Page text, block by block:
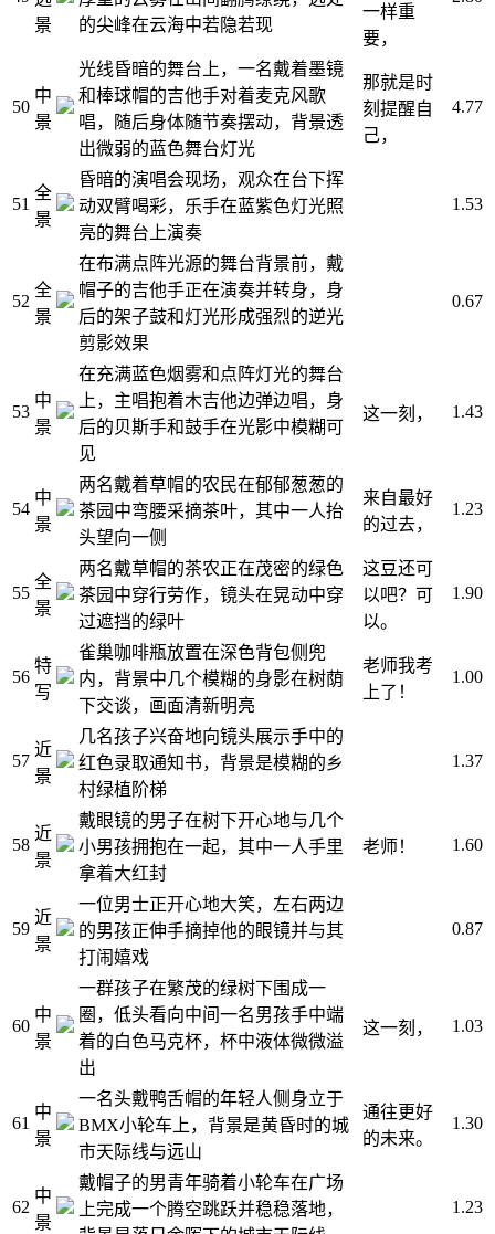
景
的尖峰在云海中若隐若现
一样重
要，
50
中
景
光线昏暗的舞台上，一名戴着墨镜
和棒球帽的吉他手对着麦克风歌
唱，随后身体随节奏摆动，背景透
出微弱的蓝色舞台灯光
那就是时
刻提醒自
己，
4.77
51
全
景
昏暗的演唱会现场，观众在台下挥
动双臂喝彩，乐手在蓝紫色灯光照
亮的舞台上演奏
1.53
52
全
景
在布满点阵光源的舞台背景前，戴
帽子的吉他手正在演奏并转身，身
后的架子鼓和灯光形成强烈的逆光
剪影效果
0.67
53
中
景
在充满蓝色烟雾和点阵灯光的舞台
上，主唱抱着木吉他边弹边唱，身
后的贝斯手和鼓手在光影中模糊可
见
这一刻， 1.43
54
中
景
两名戴着草帽的农民在郁郁葱葱的
茶园中弯腰采摘茶叶，其中一人抬
头望向一侧
来自最好
的过去，
1.23
55
全
景
两名戴草帽的茶农正在茂密的绿色
茶园中穿行劳作，镜头在晃动中穿
过遮挡的绿叶
这豆还可
以吧？可
以。
1.90
56
特
写
雀巢咖啡瓶放置在深色背包侧兜
内，背景中几个模糊的身影在树荫
下交谈，画面清新明亮
老师我考
上了！
1.00
57
近
景
几名孩子兴奋地向镜头展示手中的
红色录取通知书，背景是模糊的乡
村绿植阶梯
1.37
58
近
景
戴眼镜的男子在树下开心地与几个
小男孩拥抱在一起，其中一人手里
拿着大红封
老师！ 1.60
59
近
景
一位男士正开心地大笑，左右两边
的男孩正伸手摘掉他的眼镜并与其
打闹嬉戏
0.87
60
中
景
一群孩子在繁茂的绿树下围成一
圈，低头看向中间一名男孩手中端
着的白色马克杯，杯中液体微微溢
出
这一刻， 1.03
61
中
景
一名头戴鸭舌帽的年轻人侧身立于
BMX小轮车上，背景是黄昏时的城
市天际线与远山
通往更好
的未来。
1.30
62
中
景
戴帽子的男青年骑着小轮车在广场
上完成一个腾空跳跃并稳稳落地，
1.23